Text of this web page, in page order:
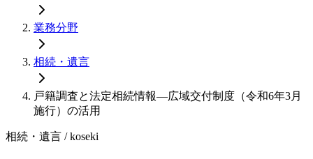
業務分野
相続・遺言
戸籍調査と法定相続情報—広域交付制度（令和6年3月
施行）の活用
相続・遺言 / koseki